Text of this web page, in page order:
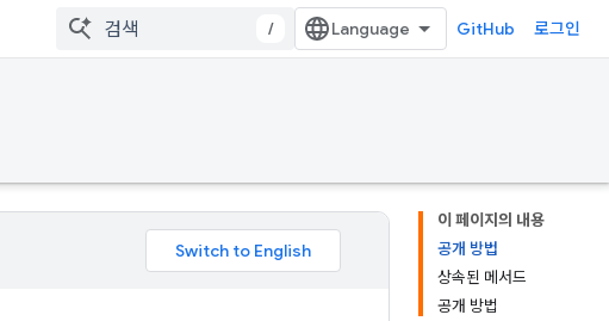
/ GitHub 로그인
이 페이지의 내용
공개 방법
상속된 메서드
공개 방법